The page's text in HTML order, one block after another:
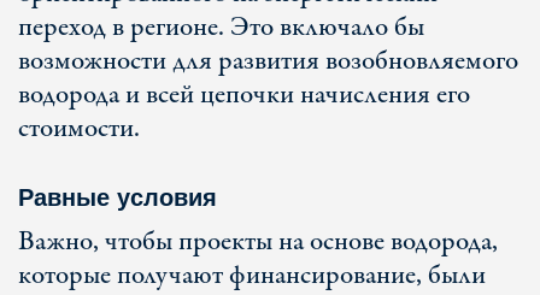
переход в регионе. Это включало бы
возможности для развития возобновляемого
водорода и всей цепочки начисления его
стоимости.
Равные условия
Важно, чтобы проекты на основе водорода,
которые получают финансирование, были